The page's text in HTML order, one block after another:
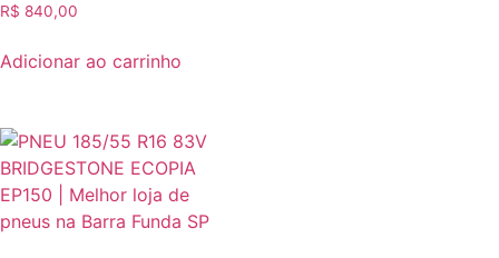
R$ 840,00
Adicionar ao carrinho